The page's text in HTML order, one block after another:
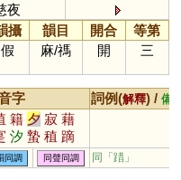
夜
攝 韻目 開合
等第
假 麻/禡 開 三
字 詞例(解釋) / 備
籍 夕 寂 藉
汐 蟄 稙 蹢
釸 膌 堲 蓆
同調 同聲同調 同「踖 」